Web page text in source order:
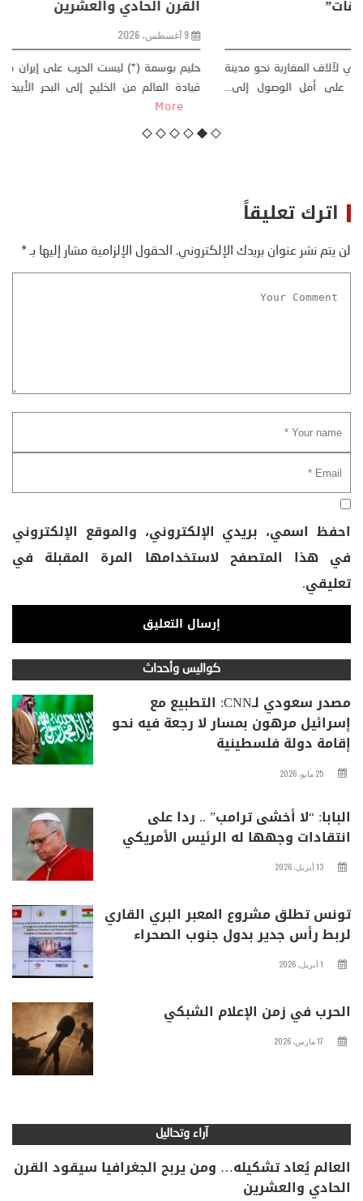
في مواجهة حصار متعدد الجبهات”
خليفة بن سالم أثارت موجة النزوح الجماعي لآلاف المغاربة نحو مدينة
سبتة، الواقعة تحت الاحتلال الإسباني، على أمل الوصول إلى...
اترك تعليقاً
لن يتم نشر عنوان بريدك الإلكتروني. الحقول الإلزامية مشار إليها بـ*
احفظ اسمي، بريدي الإلكتروني، والموقع الإلكتروني
في هذا المتصفح لاستخدامها المرة المقبلة في
تعليقي.
كواليس وأحداث
مصدر سعودي لـCNN: التطبيع مع
إسرائيل مرهون بمسار لا رجعة فيه نحو
إقامة دولة فلسطينية
25 مايو، 2026
البابا: “لا أخشى ترامب” .. ردا على
انتقادات وجهها له الرئيس الأمريكي
13 أبريل، 2026
تونس تطلق مشروع المعبر البري القاري
لربط رأس جدير بدول جنوب الصحراء
1 أبريل، 2026
الحرب في زمن الإعلام الشبكي
17 مارس، 2026
آراء وتحاليل
العالم يُعاد تشكيله… ومن يربح الجغرافيا سيقود القرن
الحادي والعشرين